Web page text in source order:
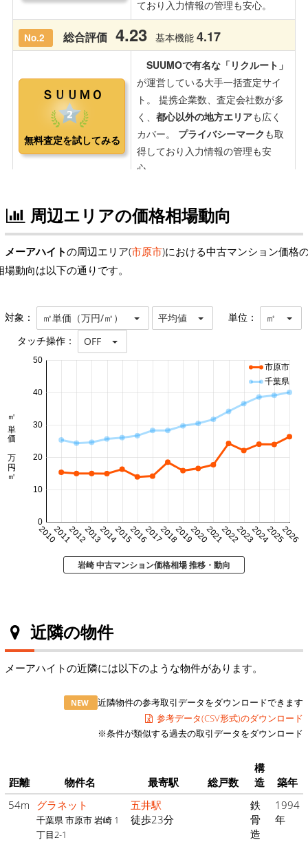
周辺エリアの価格相場動向
メーアハイトの周辺エリア(市原市)における中古マンション価格
場動向は以下の通りです。
対象： ㎡単価（万円/㎡） 平均値 単位： ㎡
タッチ操作： OFF
20102011201220132014201520162017201820192020202120222023202420252026
0
10
20
30
40
50
㎡単価 万円/㎡
市原市
千葉県
岩崎 中古マンション価格相場 推移・動向
近隣の物件
メーアハイトの近隣には以下のような物件があります。
NEW
近隣物件の参考取引データをダウンロードできます
参考データ(CSV形式)のダウンロード
※条件が類似する過去の取引データをダウンロード
距離 物件名 最寄駅 総戸数
構
造
築年
54m グラネット
千葉県 市原市 岩崎 1
丁目2-1
五井駅
徒歩23分
鉄
骨
造
1994
年